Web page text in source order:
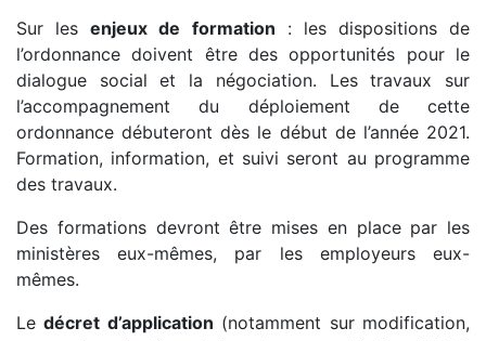
Sur lesenjeux de formation : les dispositions de
l’ordonnance doivent être des opportunités pour le
dialogue social et la négociation. Les travaux sur
l’accompagnement du déploiement de cette
ordonnance débuteront dès le début de l’année 2021.
Formation, information, et suivi seront au programme
des travaux.
Des formations devront être mises en place par les
ministères eux-mêmes, par les employeurs eux-
mêmes.
Ledécret d’application (notamment sur modification,